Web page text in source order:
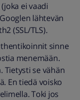
ei vaadi
lähtevän
(SSL/TLS).
sinne
menemään.
Tietysti se vähän
En tiedä voisko
Toki jos